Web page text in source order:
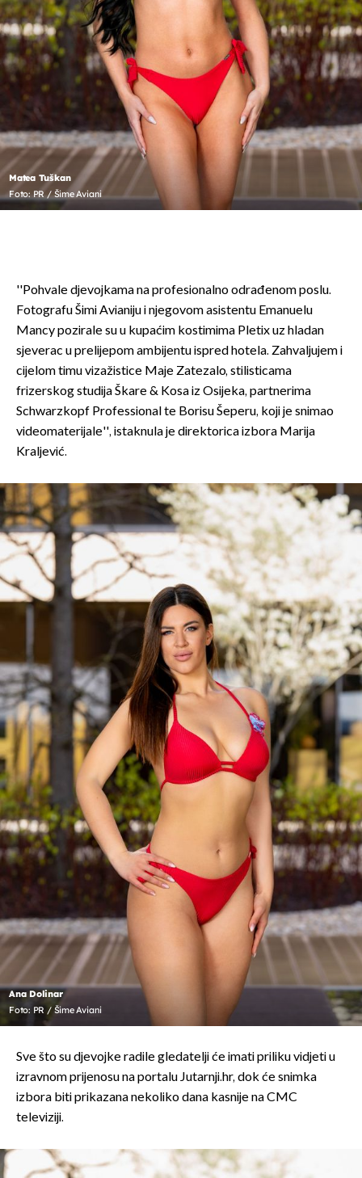
Matea Tuškan
Foto: PR / Šime Aviani
''Pohvale djevojkama na profesionalno odrađenom poslu.
Fotografu Šimi Avianiju i njegovom asistentu Emanuelu
Mancy pozirale su u kupaćim kostimima Pletix uz hladan
sjeverac u prelijepom ambijentu ispred hotela. Zahvaljujem i
cijelom timu vizažistice Maje Zatezalo, stilisticama
frizerskog studija Škare & Kosa iz Osijeka, partnerima
Schwarzkopf Professional te Borisu Šeperu, koji je snimao
videomaterijale'', istaknula je direktorica izbora Marija
Kraljević.
Ana Dolinar
Foto: PR / Šime Aviani
Sve što su djevojke radile gledatelji će imati priliku vidjeti u
izravnom prijenosu na portalu Jutarnji.hr, dok će snimka
izbora biti prikazana nekoliko dana kasnije na CMC
televiziji.